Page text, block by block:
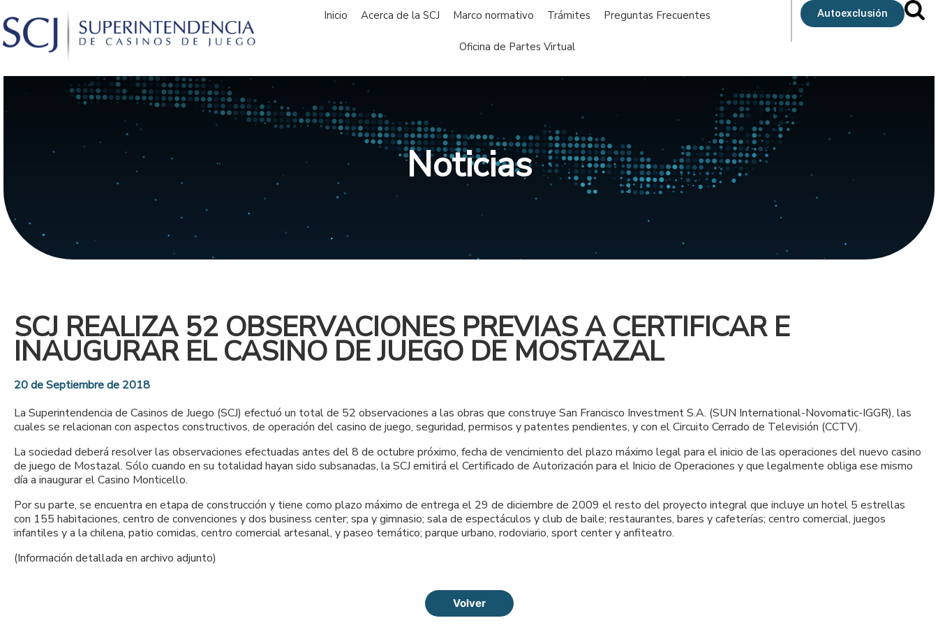
Inicio Acerca de la SCJ Marco normativo Trámites Preguntas Frecuentes
Oficina de Partes Virtual
Autoexclusión
Noticias
SCJ REALIZA 52 OBSERVACIONES PREVIAS A CERTIFICAR E
INAUGURAR EL CASINO DE JUEGO DE MOSTAZAL
20 de Septiembre de 2018
La Superintendencia de Casinos de Juego (SCJ) efectuó un total de 52 observaciones a las obras que construye San Francisco Investment S.A. (SUN International-Novomatic-IGGR), las
cuales se relacionan con aspectos constructivos, de operación del casino de juego, seguridad, permisos y patentes pendientes, y con el Circuito Cerrado de Televisión (CCTV).
La sociedad deberá resolver las observaciones efectuadas antes del 8 de octubre próximo, fecha de vencimiento del plazo máximo legal para el inicio de las operaciones del nuevo casino
de juego de Mostazal. Sólo cuando en su totalidad hayan sido subsanadas, la SCJ emitirá el Certificado de Autorización para el Inicio de Operaciones y que legalmente obliga ese mismo
día a inaugurar el Casino Monticello.
Por su parte, se encuentra en etapa de construcción y tiene como plazo máximo de entrega el 29 de diciembre de 2009 el resto del proyecto integral que incluye un hotel 5 estrellas
con 155 habitaciones, centro de convenciones y dos business center; spa y gimnasio; sala de espectáculos y club de baile; restaurantes, bares y cafeterías; centro comercial, juegos
infantiles y a la chilena, patio comidas, centro comercial artesanal, y paseo temático; parque urbano, rodoviario, sport center y anfiteatro.
(Información detallada en archivo adjunto)
Volver